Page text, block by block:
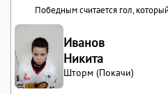
Победным считается гол,
Иванов
Никита
Шторм (Покачи)